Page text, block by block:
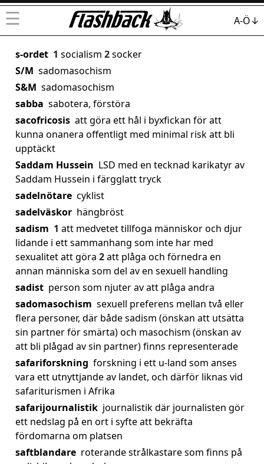
☰ A-Ö↓
s-ordet 1 socialism 2socker
S/M sadomasochism
S&M sadomasochism
sabba sabotera, förstöra
sacofricosis att göra ett hål i byxfickan för att
kunna onanera offentligt med minimal risk att bli
upptäckt
Saddam Hussein LSD med en tecknad karikatyr av
Saddam Hussein i färgglatt tryck
sadelnötare cyklist
sadelväskor hängbröst
sadism 1 att medvetet tillfoga människor och djur
lidande i ett sammanhang som inte har med
sexualitet att göra 2att plåga och förnedra en
annan människa som del av en sexuell handling
sadist person som njuter av att plåga andra
sadomasochism sexuell preferens mellan två eller
flera personer, där både sadism (önskan att utsätta
sin partner för smärta) och masochism (önskan av
att bli plågad av sin partner) finns representerade
safariforskning forskning i ett u-land som anses
vara ett utnyttjande av landet, och därför liknas vid
safariturismen i Afrika
safarijournalistik journalistik där journalisten gör
ett nedslag på en ort i syfte att bekräfta
fördomarna om platsen
saftblandare roterande strålkastare som finns på